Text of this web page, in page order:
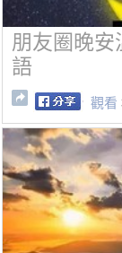
朋友圈晚
語
觀看